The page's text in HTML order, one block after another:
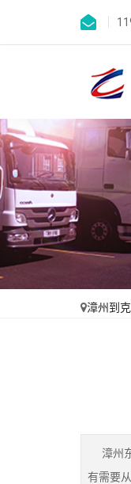
漳州到
漳州东
有需要